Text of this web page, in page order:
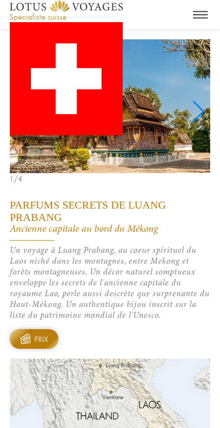
Spécialiste suisse
de l'Asie
1/4
PARFUMS SECRETS DE LUANG
PRABANG
Ancienne capitale au bord du Mékong
Un voyage à Luang Prabang, au coeur spirituel du
Laos niché dans les montagnes, entre Mekong et
forêts montagneuses. Un décor naturel somptueux
enveloppe les secrets de l'ancienne capitale du
royaume Lao, perle aussi descrète que surprenante du
Haut-Mékong. Un authentique bijou inscrit sur la
liste du patrimoine mondial de l'Unesco.
PRIX